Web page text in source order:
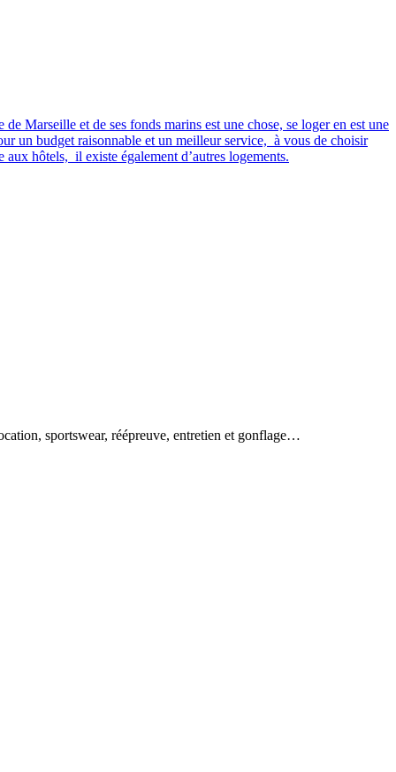
Marseille et de ses fonds marins est une chose, se loger en est une
un budget raisonnable et un meilleur service, à vous de choisir
hôtels, il existe également d’autres logements.
sportswear, réépreuve, entretien et gonflage…